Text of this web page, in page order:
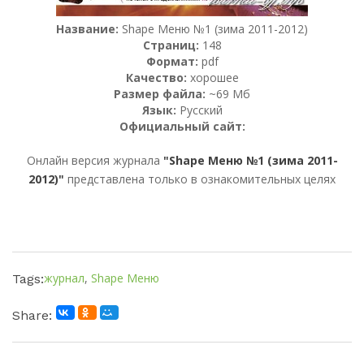
Название: Shape Меню №1 (зима 2011-2012)
Страниц: 148
Формат: pdf
Качество: хорошее
Размер файла: ~69 Мб
Язык: Русский
Официальный сайт:
Онлайн версия журнала "Shape Меню №1 (зима 2011-
2012)" представлена только в ознакомительных целях
Tags:журнал, Shape Меню
Share: